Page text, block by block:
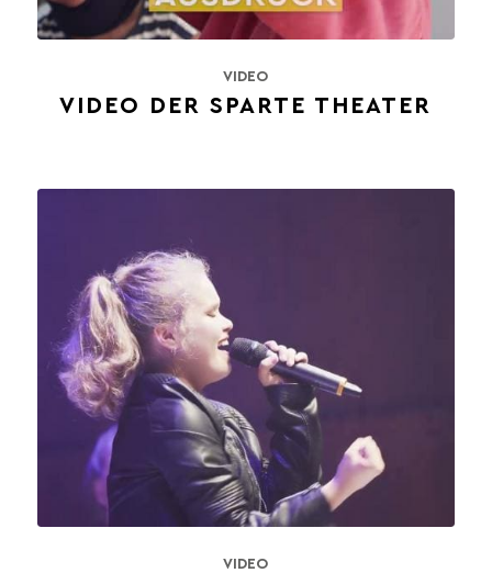
VIDEO
VIDEO DER SPARTE THEATER
VIDEO